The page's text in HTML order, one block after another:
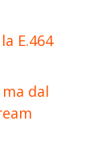
E.464
dal